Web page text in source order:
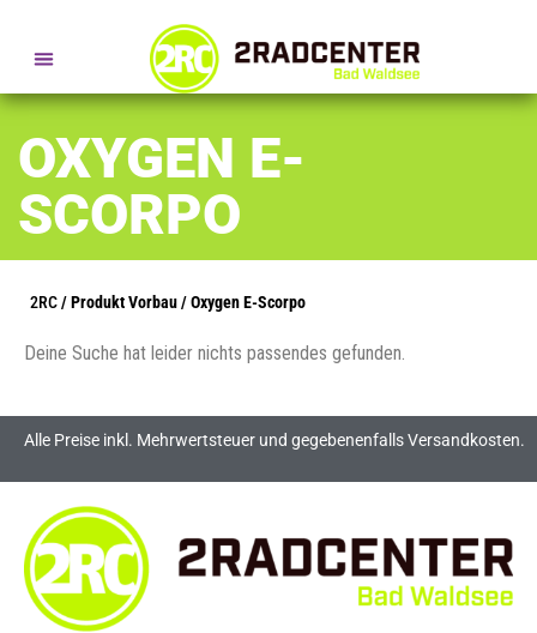
OXYGEN E-
SCORPO
2RC/ Produkt Vorbau / Oxygen E-Scorpo
Deine Suche hat leider nichts passendes gefunden.
Alle Preise inkl. Mehrwertsteuer und gegebenenfalls Versandkosten.